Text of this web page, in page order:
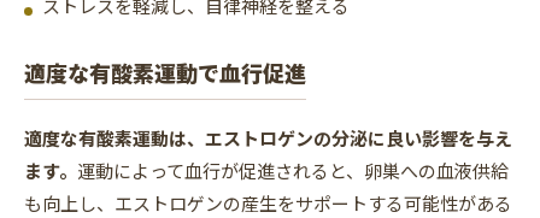
ストレスを軽減し、自律神経を整える
適度な有酸素運動で血行促進
適度な有酸素運動は、エストロゲンの分泌に良い影響を与え
ます。 運動によって血行が促進されると、卵巣への血液供給
も向上し、エストロゲンの産生をサポートする可能性がある